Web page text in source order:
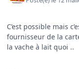
C’est possible mais
fournisseur de la
la vache à lait quoi ..